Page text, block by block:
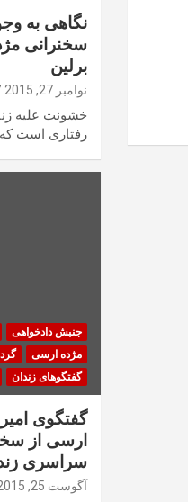
نگاهی به
برلین
نوامبر 27, 2015
خشونت علیه
رفتاری است که
جنبش دادخواهی
مژده ارسی
گفتگوهای زندان
گفتگوی
ارسی از
سراسری
آگوست 25, 2015